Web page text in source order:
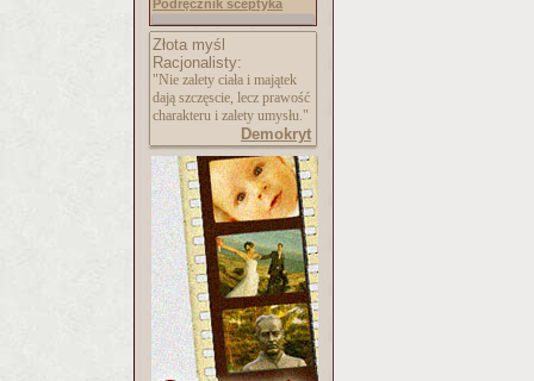
Podręcznik sceptyka
Złota myśl
Racjonalisty:
"Nie zalety ciała i majątek
dają szczęscie, lecz prawość
charakteru i zalety umysłu."
Demokryt